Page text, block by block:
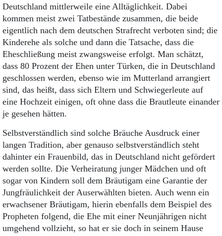
Deutschland mittlerweile eine Alltäglichkeit. Dabei
kommen meist zwei Tatbestände zusammen, die beide
eigentlich nach dem deutschen Strafrecht verboten sind; die
Kinderehe als solche und dann die Tatsache, dass die
Eheschließung meist zwangsweise erfolgt. Man schätzt,
dass 80 Prozent der Ehen unter Türken, die in Deutschland
geschlossen werden, ebenso wie im Mutterland arrangiert
sind, das heißt, dass sich Eltern und Schwiegerleute auf
eine Hochzeit einigen, oft ohne dass die Brautleute einander
je gesehen hätten.
Selbstverständlich sind solche Bräuche Ausdruck einer
langen Tradition, aber genauso selbstverständlich steht
dahinter ein Frauenbild, das in Deutschland nicht gefördert
werden sollte. Die Verheiratung junger Mädchen und oft
sogar von Kindern soll dem Bräutigam eine Garantie der
Jungfräulichkeit der Auserwählten bieten. Auch wenn ein
erwachsener Bräutigam, hierin ebenfalls dem Beispiel des
Propheten folgend, die Ehe mit einer Neunjährigen nicht
umgehend vollzieht, so hat er sie doch in seinem Hause